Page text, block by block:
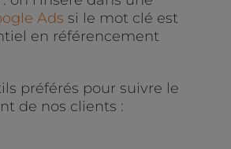
Ads si le mot clé est
en référencement
préférés pour suivre le
de nos clients :